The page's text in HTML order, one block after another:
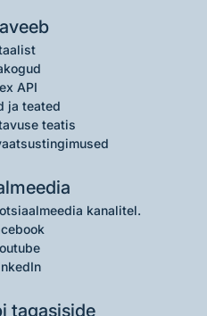
API
ja teated
teatis
kanalitel.
tagasiside